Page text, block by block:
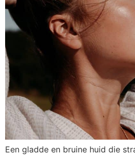
Een gladde en bruine huid die